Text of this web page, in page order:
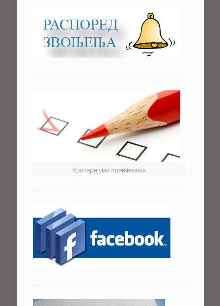
Критеријуми оцењивања